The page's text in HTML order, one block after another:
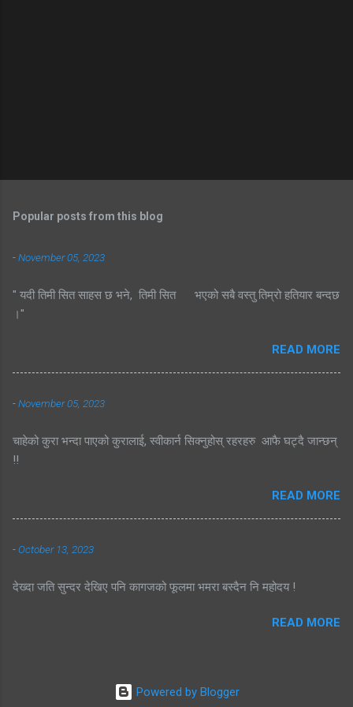
Popular posts from this blog
-November 05, 2023
" यदी तिमी सित साहस छ भने, तिमी सित भएको सबै वस्तु तिम्रो हतियार बन्दछ
।"
READ MORE
-November 05, 2023
चाहेको कुरा भन्दा पाएको कुरालाई, स्वीकार्न सिक्नुहोस् रहरहरु आफै घट्दै जान्छन्
!!
READ MORE
-October 13, 2023
देख्दा जति सुन्दर देखिए पनि कागजको फूलमा भमरा बस्दैन नि महोदय !
READ MORE
Powered by Blogger